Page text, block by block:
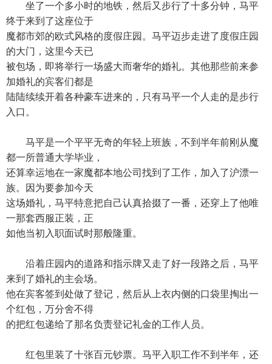
坐了一个多小时的地铁，然后又步行了十多分钟，马平
终于来到了这座位于
魔都市郊的欧式风格的度假庄园。马平迈步走进了度假庄园
的大门，这里今天已
被包场，即将举行一场盛大而奢华的婚礼。其他那些前来参
加婚礼的宾客们都是
陆陆续续开着各种豪车进来的，只有马平一个人走的是步行
入口。
马平是一个平平无奇的年轻上班族，不到半年前刚从魔
都一所普通大学毕业，
还算幸运地在一家魔都本地公司找到了工作，加入了沪漂一
族。因为要参加今天
这场婚礼，马平特意把自己认真拾掇了一番，还穿上了他唯
一那套西服正装，正
如他当初入职面试时那般隆重。
沿着庄园内的道路和指示牌又走了好一段路之后，马平
来到了婚礼的主会场。
他在宾客签到处做了登记，然后从上衣内侧的口袋里掏出一
个红包，万分舍不得
的把红包递给了那名负责登记礼金的工作人员。
红包里装了十张百元钞票。马平入职工作不到半年，还